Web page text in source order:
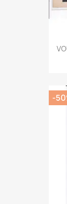
-